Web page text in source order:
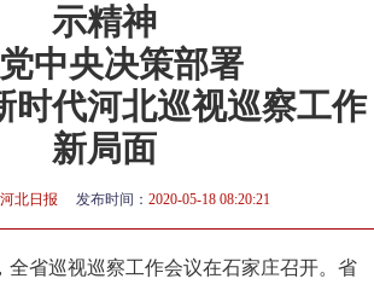
示精神
中央决策部署
时代河北巡视巡察工作
新局面
河北日报 发布时间： 2020-05-18 08:20:21
全省巡视巡察工作会议在石家庄召开。省